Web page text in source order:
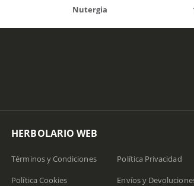
100% Natural
HERBOLARIO WEB
Términos y Condiciones
Política Cookies
Política Privacidad
Envíos y